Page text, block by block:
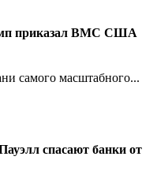
приказал ВМС США
самого масштабного...
спасают банки от